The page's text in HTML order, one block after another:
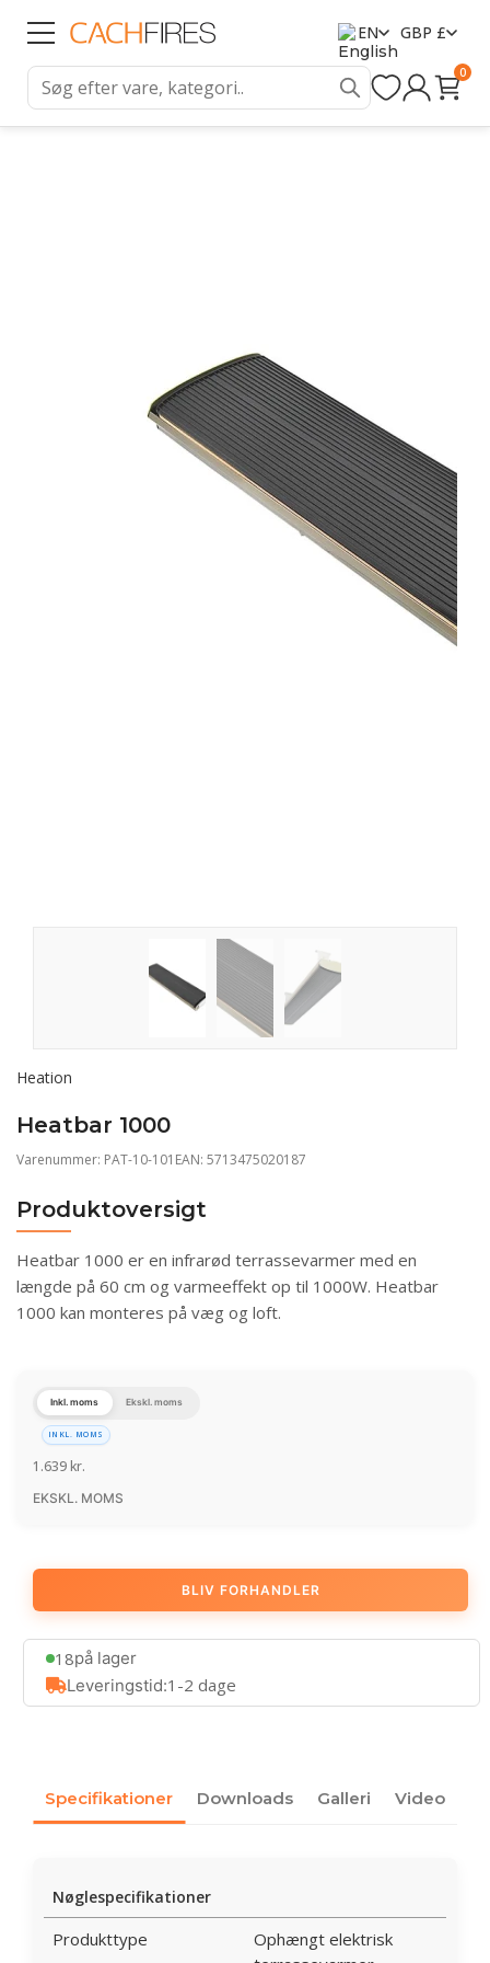
EN GBP £
0
Heation
Heatbar 1000
Varenummer: PAT-10-101 EAN: 5713475020187
Produktoversigt
Heatbar 1000 er en infrarød terrassevarmer med en
længde på 60 cm og varmeeffekt op til 1000W. Heatbar
1000 kan monteres på væg og loft.
Inkl. moms Ekskl. moms
INKL. MOMS
1.639kr.
EKSKL. MOMS
BLIV FORHANDLER
18på lager
Leveringstid:1-2 dage
Specifikationer Downloads Galleri Video
Nøglespecifikationer
Produkttype
Ophængt elektrisk